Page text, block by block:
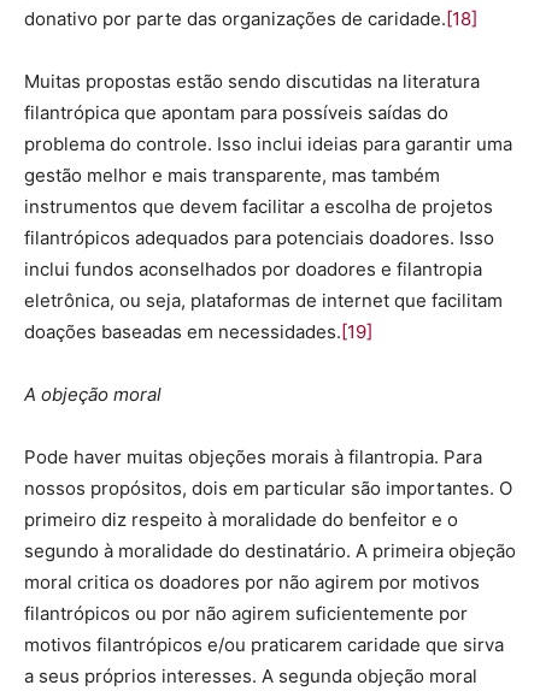
donativo por parte das organizações de caridade.[18]
Muitas propostas estão sendo discutidas na literatura
filantrópica que apontam para possíveis saídas do
problema do controle. Isso inclui ideias para garantir uma
gestão melhor e mais transparente, mas também
instrumentos que devem facilitar a escolha de projetos
filantrópicos adequados para potenciais doadores. Isso
inclui fundos aconselhados por doadores e filantropia
eletrônica, ou seja, plataformas de internet que facilitam
doações baseadas em necessidades.[19]
A objeção moral
Pode haver muitas objeções morais à filantropia. Para
nossos propósitos, dois em particular são importantes. O
primeiro diz respeito à moralidade do benfeitor e o
segundo à moralidade do destinatário. A primeira objeção
moral critica os doadores por não agirem por motivos
filantrópicos ou por não agirem suficientemente por
motivos filantrópicos e/ou praticarem caridade que sirva
a seus próprios interesses. A segunda objeção moral